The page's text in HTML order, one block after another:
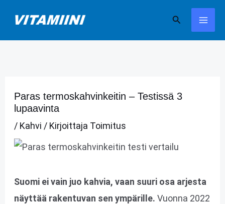
sisältöön
Hae
Paras termoskahvinkeitin – Testissä 3
lupaavinta
/ Kahvi / Kirjoittaja Toimitus
Suomi ei vain juo kahvia, vaan suuri osa arjesta
näyttää rakentuvan sen ympärille. Vuonna 2022